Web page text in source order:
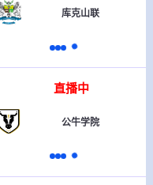
库克山联
直播中
公牛学院